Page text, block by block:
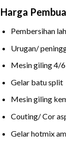
Harga
Pembersihan
Urugan/
Mesin giling 4/
Gelar batu split
Mesin giling
Couting/ Cor
Gelar hotmix